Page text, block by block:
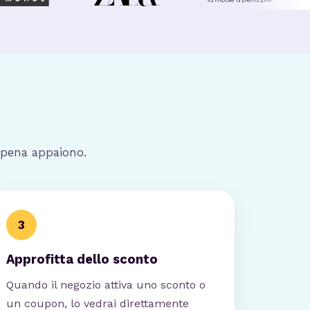
appaiono.
3
Approfitta dello sconto
Quando il negozio attiva uno sconto o
un coupon, lo vedrai direttamente